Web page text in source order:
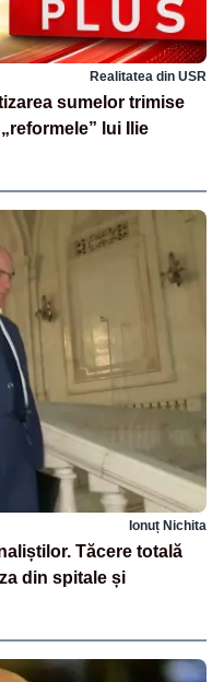
Realitatea din USR
sumelor trimise
lui Ilie
Ionuț Nichita
Tăcere totală
din spitale și